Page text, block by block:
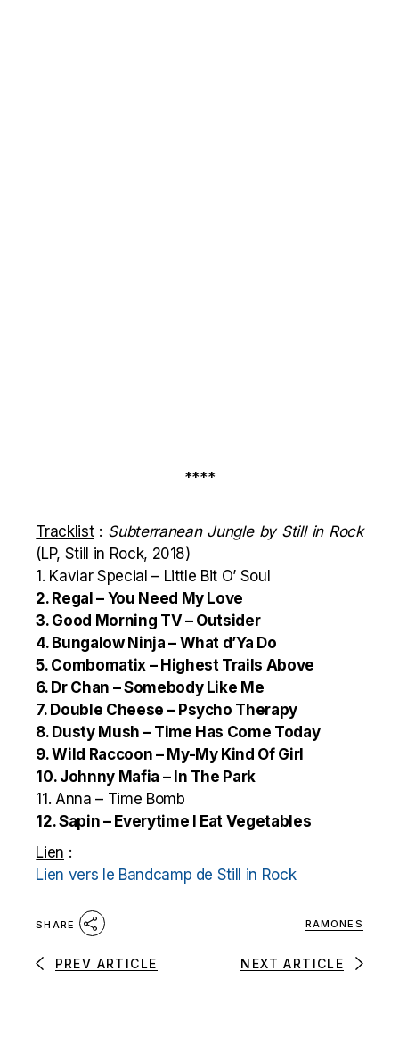
****
Tracklist: Subterranean Jungle by Still in Rock
(LP, Still in Rock, 2018)
1. Kaviar Special – Little Bit O’ Soul
2. Regal – You Need My Love
3. Good Morning TV – Outsider
4. Bungalow Ninja – What d’Ya Do
5. Combomatix – Highest Trails Above
6. Dr Chan – Somebody Like Me
7. Double Cheese – Psycho Therapy
8. Dusty Mush – Time Has Come Today
9. Wild Raccoon – My-My Kind Of Girl
10. Johnny Mafia – In The Park
11. Anna – Time Bomb
12. Sapin – Everytime I Eat Vegetables
Lien :
Lien vers le Bandcamp de Still in Rock
SHARE RAMONES
PREV ARTICLE NEXT ARTICLE